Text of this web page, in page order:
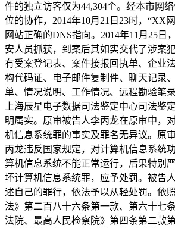
件的独立访客仅为44,304个。经本市网
位的协作，2014年10月21日23时，“XX
网站正确的DNS指向。2014年11月25日
安人员抓获，到案后其如实交代了涉案
有受案登记表、案件接报回执单、企业
构代码证、电子邮件复制件、聊天记录
单、情况说明、工作情况、远程勘验笔
上海辰星电子数据司法鉴定中心司法鉴
明属实。原审被告人李丙龙在原审中，
机信息系统罪的事实及罪名无异议。原
丙龙违反国家规定，对计算机信息系统
算机信息系统不能正常运行，后果特别
坏计算机信息系统罪，应予处罚。被告
述自己的罪行，依法予以从轻处罚。依
法》第二百八十六条第一款、第六十七
法院、最高人民检察院》第四条第二款